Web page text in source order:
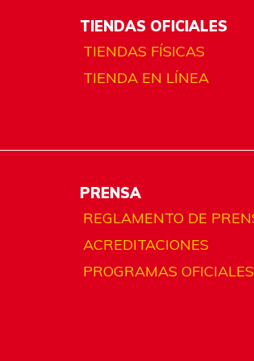
TIENDAS OFICIALES
TIENDAS FÍSICAS
TIENDA EN LÍNEA
PRENSA
REGLAMENTO DE
ACREDITACIONES
PROGRAMAS OFICIALES